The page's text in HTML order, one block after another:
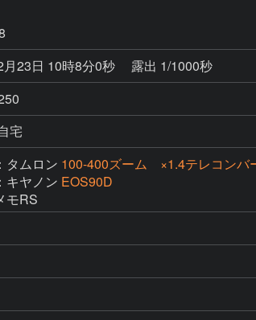
23日 10時8分0秒
露出 1/1000秒
宅
タムロン 100-400ズーム ×1.4テレコン
キヤノン EOS90D
モRS